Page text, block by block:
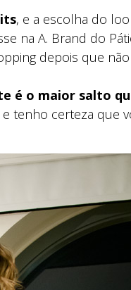
, e a escolha do
na A. Brand do
depois que
é o maior salto
tenho certeza que